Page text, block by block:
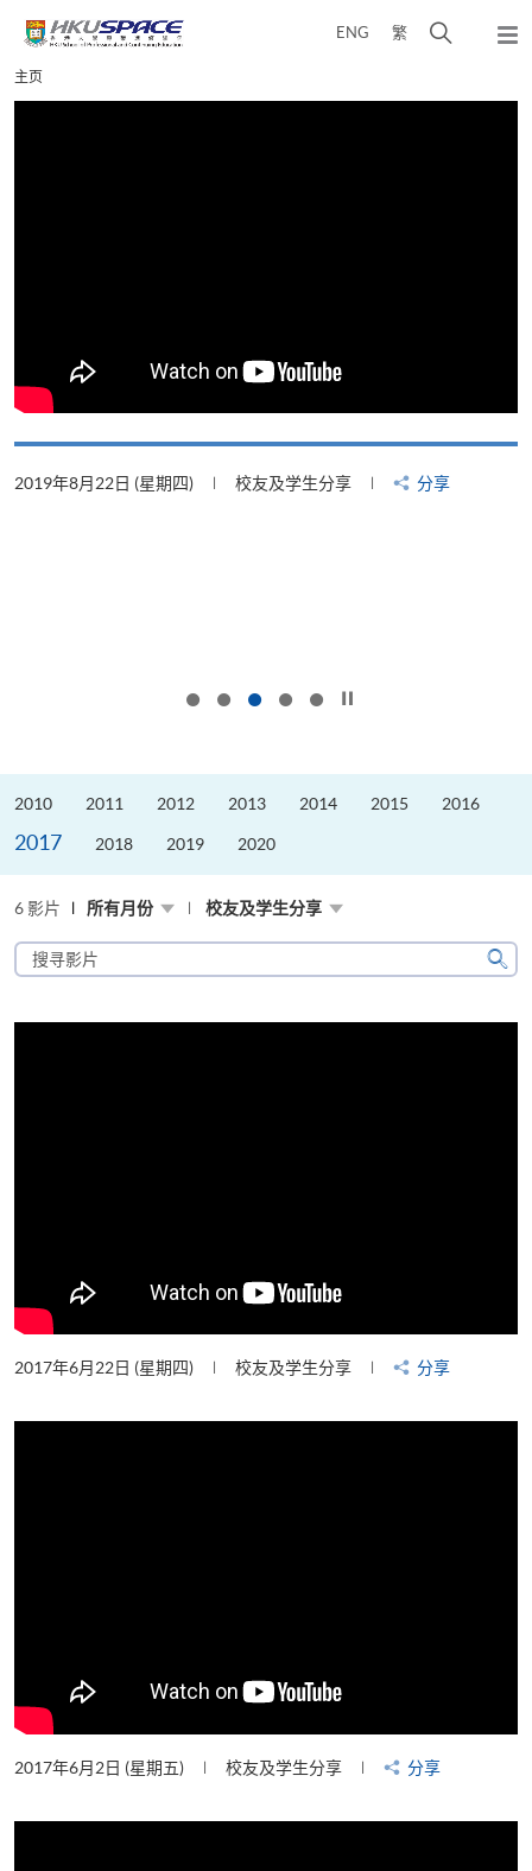
content
ENG 繁
弹
Main
content
主页
2019年8月22日 (星期四) 校友及学生分享 分享
2010 2011 2012 2013 2014 2015 2016
2017 2018 2019 2020
6 影片 所有月份 校友及学生分享
搜
寻
片
搜
2017年6月22日 (星期四) 校友及学生分享 分享
2017年6月2日 (星期五) 校友及学生分享 分享